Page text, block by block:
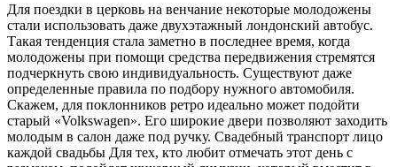
Для поездки в церковь на венчание некоторые молодожены
стали использовать даже двухэтажный лондонский автобус.
Такая тенденция стала заметно в последнее время, когда
молодожены при помощи средства передвижения стремятся
подчеркнуть свою индивидуальность. Существуют даже
определенные правила по подбору нужного автомобиля.
Скажем, для поклонников ретро идеально может подойти
старый «Volkswagen». Его широкие двери позволяют заходить
молодым в салон даже под ручку. Свадебный транспорт лицо
каждой свадьбы Для тех, кто любит отмечать этот день с